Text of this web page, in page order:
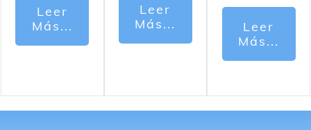
Leer
Más...
Leer
Más...
Leer
Más...